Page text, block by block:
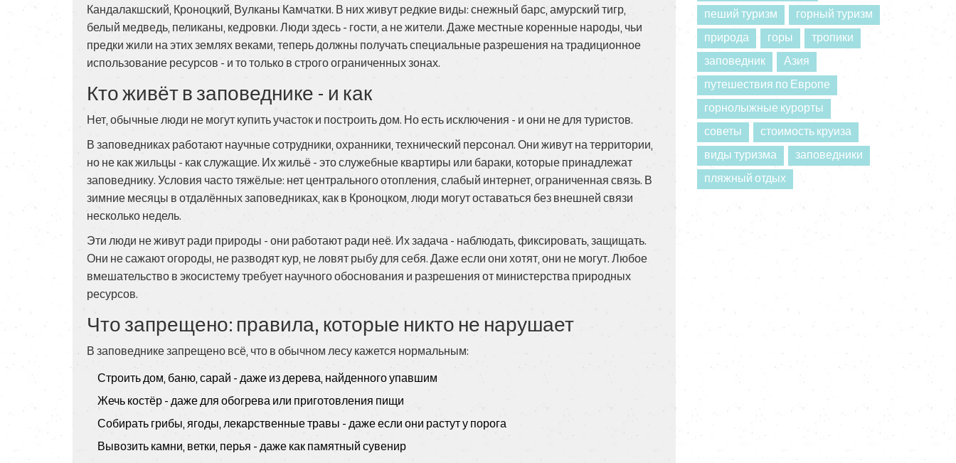
Кандалакшский, Кроноцкий, Вулканы Камчатки. В них живут редкие виды: снежный барс, амурский тигр,
белый медведь, пеликаны, кедровки. Люди здесь - гости, а не жители. Даже местные коренные народы, чьи
предки жили на этих землях веками, теперь должны получать специальные разрешения на традиционное
использование ресурсов - и то только в строго ограниченных зонах.
Кто живёт в заповеднике - и как
Нет, обычные люди не могут купить участок и построить дом. Но есть исключения - и они не для туристов.
В заповедниках работают научные сотрудники, охранники, технический персонал. Они живут на территории,
но не как жильцы - как служащие. Их жильё - это служебные квартиры или бараки, которые принадлежат
заповеднику. Условия часто тяжёлые: нет центрального отопления, слабый интернет, ограниченная связь. В
зимние месяцы в отдалённых заповедниках, как в Кроноцком, люди могут оставаться без внешней связи
несколько недель.
Эти люди не живут ради природы - они работают ради неё. Их задача - наблюдать, фиксировать, защищать.
Они не сажают огороды, не разводят кур, не ловят рыбу для себя. Даже если они хотят, они не могут. Любое
вмешательство в экосистему требует научного обоснования и разрешения от министерства природных
ресурсов.
Что запрещено: правила, которые никто не нарушает
В заповеднике запрещено всё, что в обычном лесу кажется нормальным:
Строить дом, баню, сарай - даже из дерева, найденного упавшим
Жечь костёр - даже для обогрева или приготовления пищи
Собирать грибы, ягоды, лекарственные травы - даже если они растут у порога
Вывозить камни, ветки, перья - даже как памятный сувенир
пеший туризм
горный туризм
природа
горы
тропики
заповедник
Азия
путешествия по Европе
горнолыжные курорты
советы
стоимость круиза
виды туризма
заповедники
пляжный отдых